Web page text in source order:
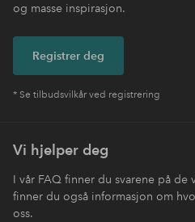
og masse inspirasjon.
Registrer deg
* Se tilbudsvilkår ved registrering
Vi hjelper deg
I vår FAQ finner du svarene på de
finner du også informasjon om
oss.